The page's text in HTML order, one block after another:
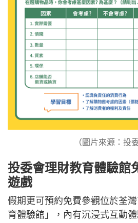
（圖片來源：投
投委會理財教育體驗館
遊戲
假期更可預約免費參觀位於荃
育體驗館」，內有沉浸式互動